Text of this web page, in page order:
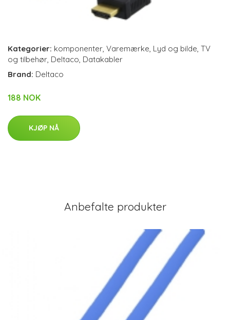
Kategorier: komponenter Varemærke Lyd og bilde TV
og tilbehør Deltaco Datakabler
Brand: Deltaco
188 NOK
KJØP NÅ
Anbefalte produkter